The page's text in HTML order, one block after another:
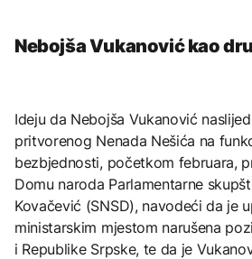
Nebojša Vukanović kao
Ideju da Nebojša Vukanović
pritvorenog Nenada Nešića na
bezbjednosti, početkom februara,
Domu naroda Parlamentarne
Kovačević (SNSD), navodeći da je
ministarskim mjestom narušena
i Republike Srpske, te da je